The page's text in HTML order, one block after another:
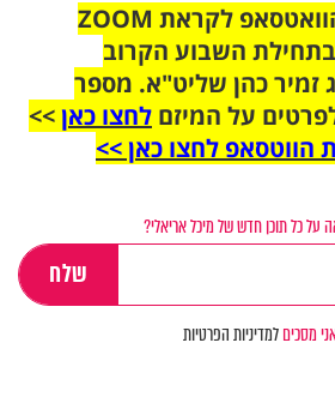
הצטרפו לקבוצת הוואטסאפ לקראת ZOOM
השבוע הקרוב
כהן שליט"א. מספר
על המיזם לחצו כאן>>
הווטסאפ לחצו כאן >>
על כל תוכן חדש של מיכל אריאלי?
מסכיםלמדיניות הפרטיות